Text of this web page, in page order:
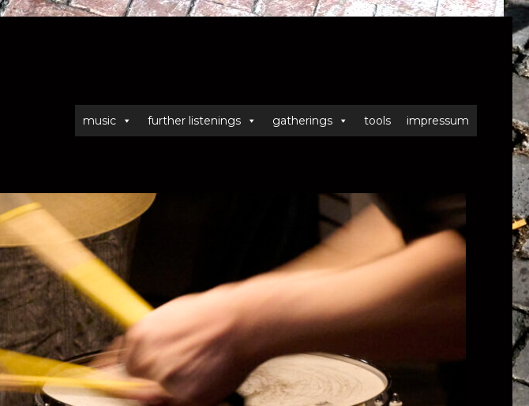
music further listenings gatherings tools impressum